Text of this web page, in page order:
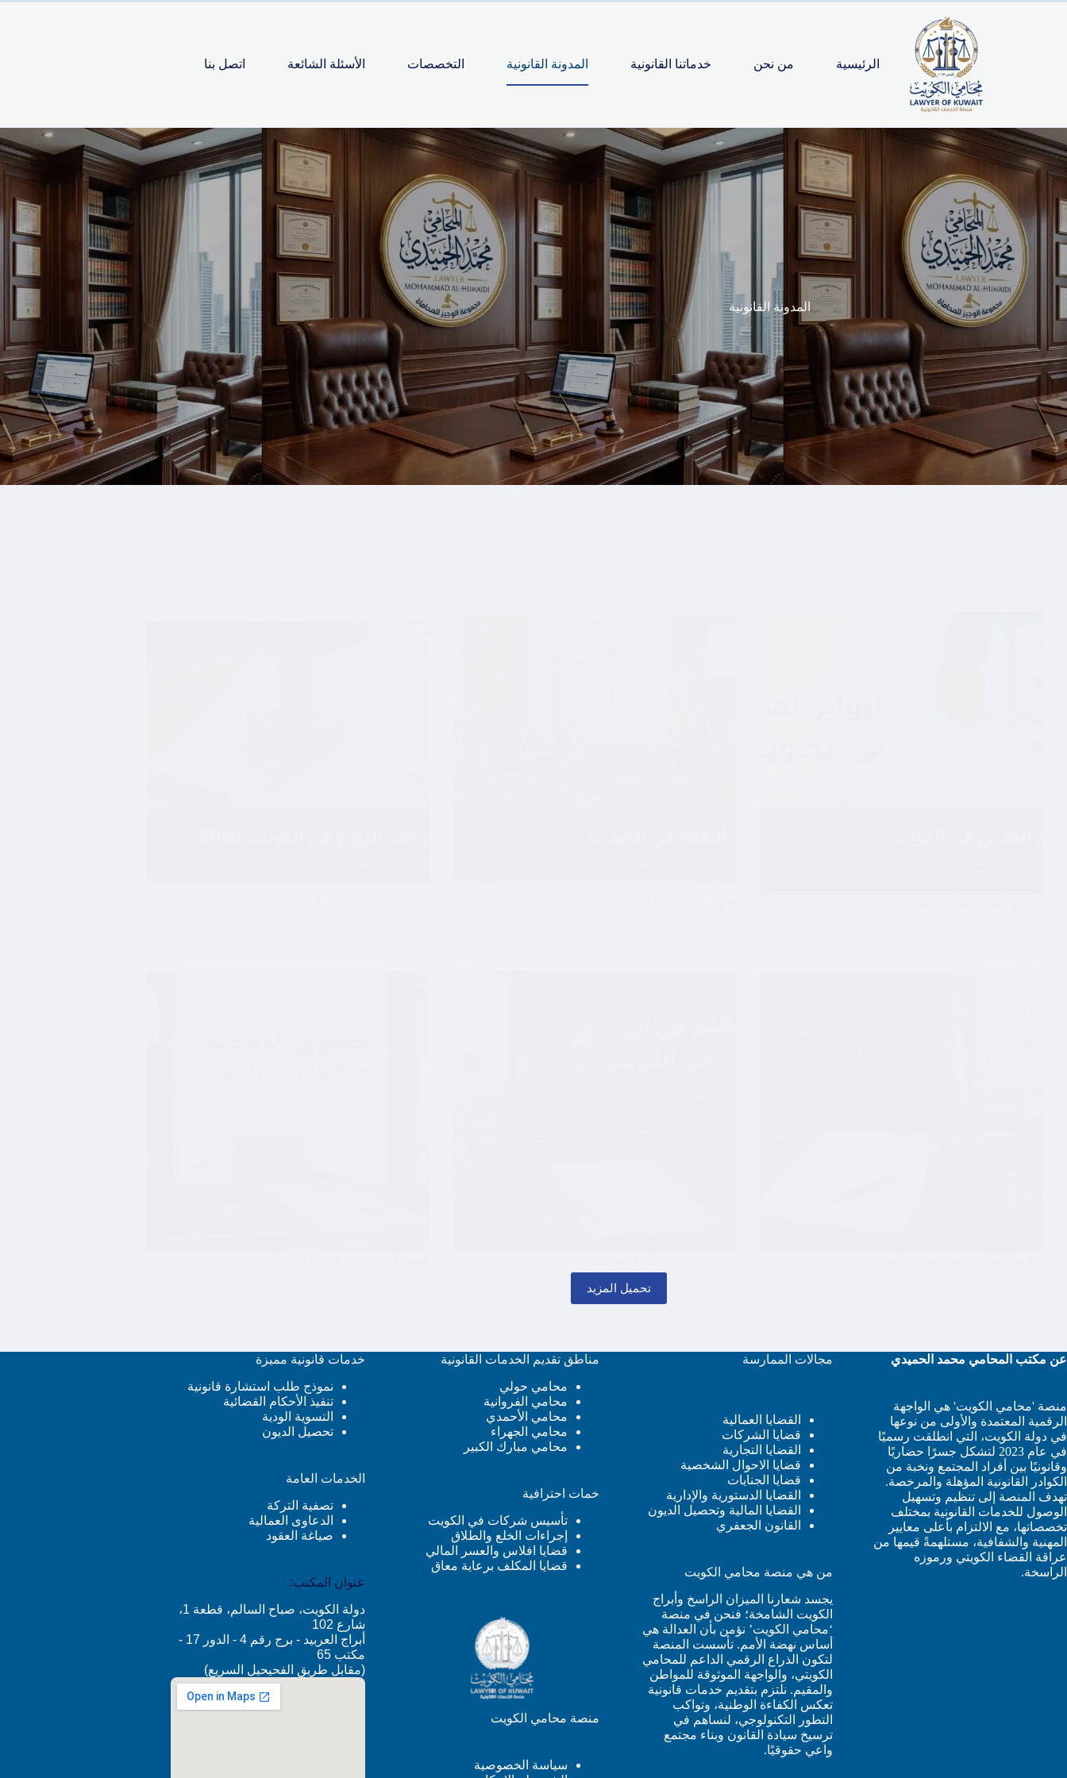
التجاوز
الرئيسية
من نحن خدماتنا القانونية المدونة القانونية التخصصات الأسئلة الشائعة اتصل بنا
المدونة القانونية
تحميل المزيد
عن مكتب المحامي محمد الحميدي
منصة 'محامي الكويت' هي الواجهة
الرقمية المعتمدة والأولى من نوعها
في دولة الكويت، التي انطلقت رسميًا
في عام 2023 لتشكل جسرًا حضاريًا
وقانونيًا بين أفراد المجتمع ونخبة من
الكوادر القانونية المؤهلة والمرخصة.
تهدف المنصة إلى تنظيم وتسهيل
الوصول للخدمات القانونية بمختلف
تخصصاتها، مع الالتزام بأعلى معايير
المهنية والشفافية، مستلهمةً قيمها من
عراقة القضاء الكويتي ورموزه
الراسخة.
مجالات الممارسة
القضايا العمالية
قضايا الشركات
القضايا التجارية
قضايا الاحوال الشخصية
قضايا الجنايات
القضايا الدستورية والإدارية
القضايا المالية وتحصيل الديون
القانون الجعفري
من هي منصة محامي الكويت
يجسد شعارنا الميزان الراسخ وأبراج
الكويت الشامخة؛ فنحن في منصة
‘محامي الكويت’ نؤمن بأن العدالة هي
أساس نهضة الأمم. تأسست المنصة
لتكون الذراع الرقمي الداعم للمحامي
الكويتي، والواجهة الموثوقة للمواطن
والمقيم. نلتزم بتقديم خدمات قانونية
تعكس الكفاءة الوطنية، وتواكب
التطور التكنولوجي، لنساهم في
ترسيخ سيادة القانون وبناء مجتمع
واعي حقوقيًا.
مناطق تقديم الخدمات القانونية
محامي حولي
محامي الفروانية
محامي الأحمدي
محامي الجهراء
محامي مبارك الكبير
خمات احترافية
تأسيس شركات في الكويت
إجراءات الخلع والطلاق
قضايا افلاس والعسر المالي
قضايا المكلف برعاية معاق
منصة محامي الكويت
سياسة الخصوصية
خدمات قانونية مميزة
نموذج طلب استشارة قانونية
تنفيذ الأحكام القضائية
التسوية الودية
تحصيل الديون
الخدمات العامة
تصفية التركة
الدعاوى العمالية
صياغة العقود
عنوان المكتب:
دولة الكويت، صباح السالم، قطعة 1،
شارع 102
أبراج العربيد - برج رقم 4 - الدور 17 -
مكتب 65
(مقابل طريق الفحيحيل السريع)